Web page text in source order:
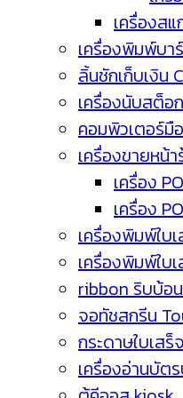
เครื่องส
เครื่องพิมพ์บา
ลิ้นชักเก็บเงิน
เครื่องนับสต็อ
คอมพิวเตอร์มื
เครื่องขายหน้
เครื่อง
เครื่อง
เครื่องพิมพ์ใบ
เครื่องพิมพ์ใบ
ribbon ริบบ้อ
จอทัชสกรีน
กระดาษใบเส
เครื่องอ่านบัต